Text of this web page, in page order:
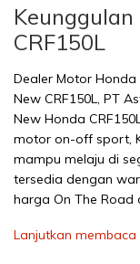
CRF150L
Dealer Motor
New CRF150L, PT
New Honda
motor on-off sport,
mampu melaju di
tersedia dengan
harga On The Road
Lanjutkan